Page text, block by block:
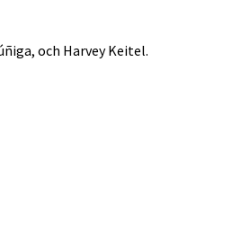
, och Harvey Keitel.